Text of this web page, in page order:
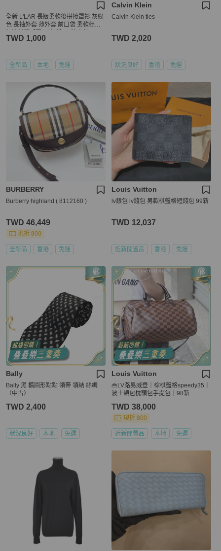
全新 L'LAR 長版柔軟後拼接罩衫 灰綠
色 長袖外套 薄外套 前口袋 柔軟輕透
TWD 1,000
全新品 本地 免運
Calvin Klein
Calvin Klein ties
TWD 2,020
狀況良好 香港 免運
BURBERRY
Burberry highland ( 8112160 )
TWD 46,449
現折 800
全新品 香港 免運
Louis Vuitton
lv銀包 lv錢包 男款棋盤格短錢包 99新
TWD 12,037
近新閒置品 香港 免運
Bally
Bally 黑 橢圓形點點 領帶 領結 絲綢
（中古）
TWD 2,400
狀況良好 本地 免運
Louis Vuitton
👜LV路易威登｜棕棋盤格speedy35｜
波士頓包枕頭包手提包｜98新
TWD 38,000
現折 800
近新閒置品 本地 免運